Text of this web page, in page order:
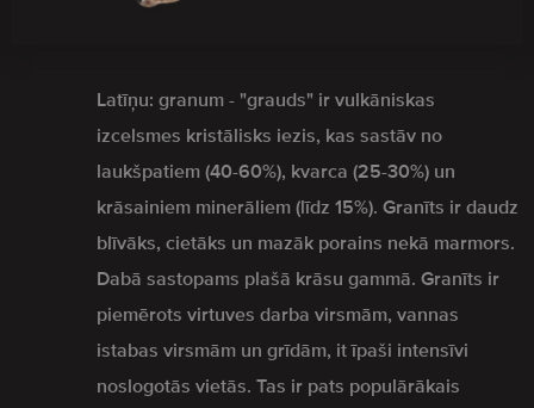
Latīņu: granum - "grauds" ir vulkāniskas
izcelsmes kristālisks iezis, kas sastāv no
laukšpatiem (40-60%), kvarca (25-30%) un
krāsainiem minerāliem (līdz 15%). Granīts ir daudz
blīvāks, cietāks un mazāk porains nekā marmors.
Dabā sastopams plašā krāsu gammā. Granīts ir
piemērots virtuves darba virsmām, vannas
istabas virsmām un grīdām, it īpaši intensīvi
noslogotās vietās. Tas ir pats populārākais